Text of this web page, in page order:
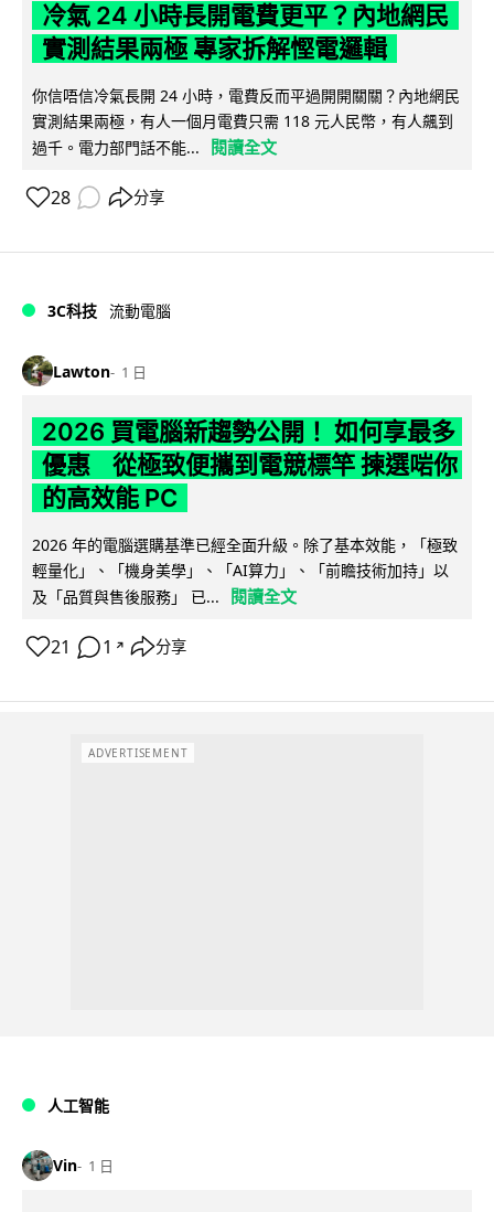
冷氣 24 小時長開電費更平？內地網民
實測結果兩極 專家拆解慳電邏輯
你信唔信冷氣長開 24 小時，電費反而平過開開關關？內地網民
實測結果兩極，有人一個月電費只需 118 元人民幣，有人飆到
過千。電力部門話不能...
閱讀全文
28 分享
3C科技 流動電腦
Lawton 1 日
2026 買電腦新趨勢公開！ 如何享最多
優惠 從極致便攜到電競標竿 揀選啱你
的高效能 PC
2026 年的電腦選購基準已經全面升級。除了基本效能，「極致
輕量化」、「機身美學」、「AI算力」、「前瞻技術加持」以
及「品質與售後服務」 已...
閱讀全文
21 1 ↗ 分享
ADVERTISEMENT
人工智能
Vin 1 日